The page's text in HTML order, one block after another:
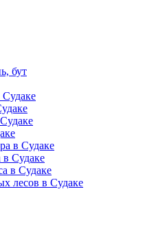
бут
Судаке
в Судаке
в Судаке
в Судаке
лесов в Судаке